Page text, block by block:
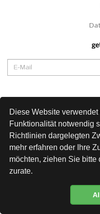
Diese Website
Funktionalität notwendig
Richtlinien dargelegten
mehr erfahren oder Ihre
möchten, ziehen Sie bitte
zurate.